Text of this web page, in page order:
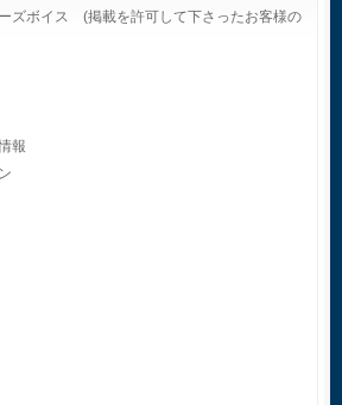
ズボイス (掲載を許可して下さったお客様の
報